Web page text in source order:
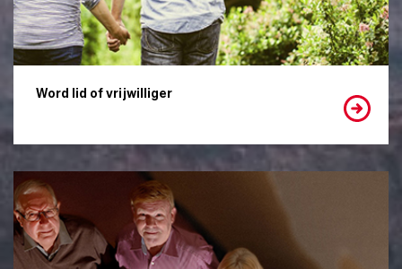
Word lid of vrijwilliger